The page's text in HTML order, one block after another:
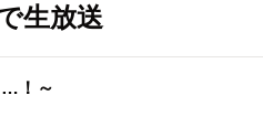
生放送
…！～